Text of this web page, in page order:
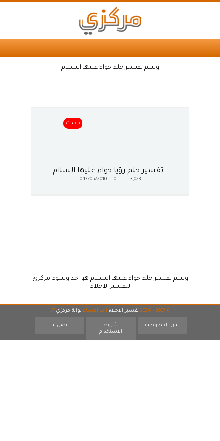
وسم تفسير حلم حواء عليها السلام
محدث
تفسير حلم رؤيا حواء عليها السلام
3,023
17/05/2010
0
وسم تفسير حلم حواء عليها السلام هو احد وسوم مركزي
لتفسير الاحلام
© 2007 - 2026 تفسير الاحلام احد اقسام بوابة مركزي 17
بيان الخصوصية
شروط
الاستخدام
اتصل بنا